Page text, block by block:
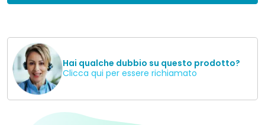
Hai qualche dubbio su questo prodotto?
Clicca qui per essere richiamato